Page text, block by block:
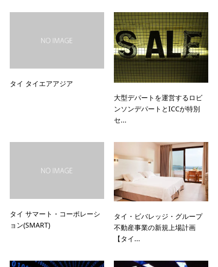
タイ タイエアアジア
大型デパートを運営するロビ
ンソンデパートとICCが特別
セ...
タイ サマート・コーポレーシ
ョン(SMART)
タイ・ビバレッジ・グループ
不動産事業の新規上場計画
【タイ...